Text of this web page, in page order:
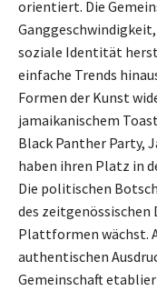
orientiert. Die
soziale Identität
einfache Trends
Formen der Kunst
jamaikanischem
Black Panther Party,
haben ihren Platz in
Die politischen
des zeitgenössischen
Plattformen wächst.
authentischen
Gemeinschaft